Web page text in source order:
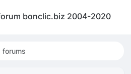
bonclic.biz 2004-2020
forums